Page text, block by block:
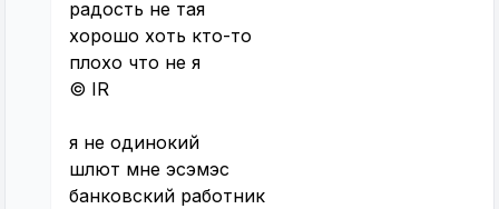
радость не тая
хорошо хоть кто-то
плохо что не я
© IR
я не одинокий
шлют мне эсэмэс
банковский работник